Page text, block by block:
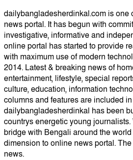
dailybangladesherdinkal.com is one
news portal. It has begun with
investigative, informative and
online portal has started to provide
with maximum use of modern
2014. Latest & breaking news of
entertainment, lifestyle, special
culture, education, information
columns and features are included
dailybangladesherdinkal has been
countrys energetic young
bridge with Bengali around the
dimension to online news portal.
news.